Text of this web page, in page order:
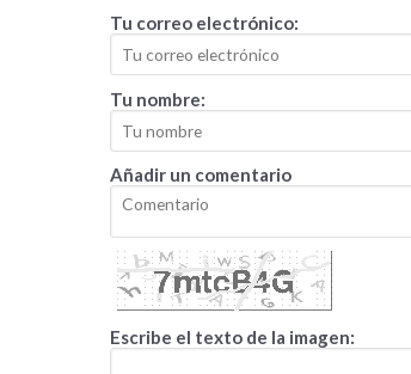
Tu correo electrónico:
Tu nombre:
Añadir un comentario
Escribe el texto de la imagen: